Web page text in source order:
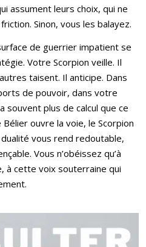
assument leurs choix, qui ne
Sinon, vous les balayez.
de guerrier impatient se
Votre Scorpion veille. Il
taisent. Il anticipe. Dans
de pouvoir, dans votre
souvent plus de calcul que ce
ouvre la voie, le Scorpion
vous rend redoutable,
Vous n’obéissez qu’à
à cette voix souterraine qui